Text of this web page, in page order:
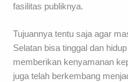
fasilitas publiknya.
Tujuannya tentu saja agar
Selatan bisa tinggal dan
memberikan kenyamanan
juga telah berkembang